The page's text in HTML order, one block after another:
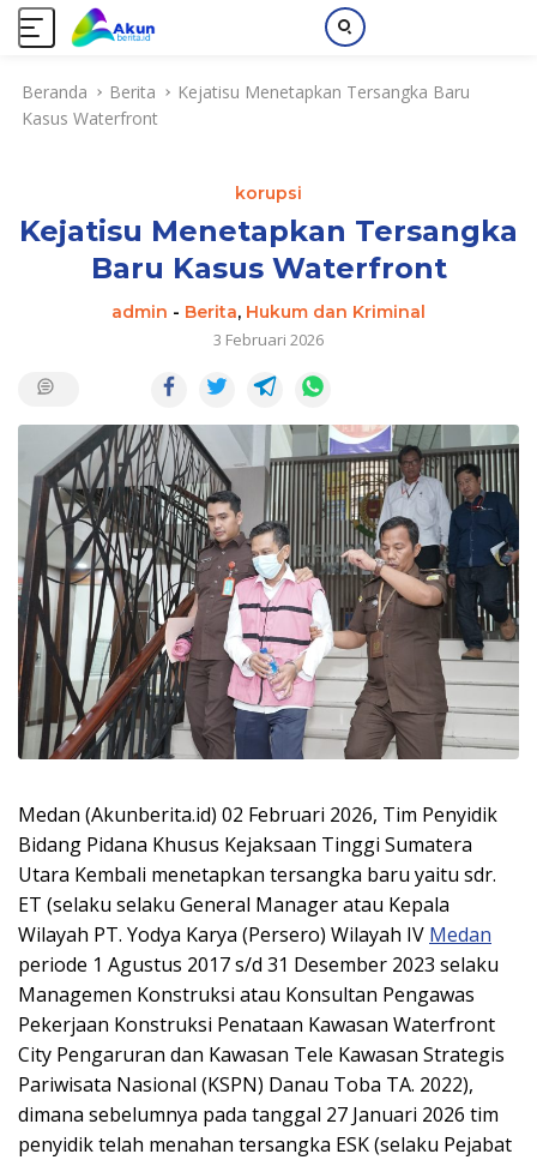
Beranda Berita
Kejatisu Menetapkan Tersangka Baru
Kasus Waterfront
korupsi
Kejatisu Menetapkan Tersangka
Baru Kasus Waterfront
admin - Berita, Hukum dan Kriminal
3 Februari 2026
‎Medan (Akunberita.id) 02 Februari 2026, Tim Penyidik
Bidang Pidana Khusus Kejaksaan Tinggi Sumatera
Utara Kembali menetapkan tersangka baru yaitu sdr.
ET (selaku selaku General Manager atau Kepala
Wilayah PT. Yodya Karya (Persero) Wilayah IV Medan
periode 1 Agustus 2017 s/d 31 Desember 2023 selaku
Managemen Konstruksi atau Konsultan Pengawas
Pekerjaan Konstruksi Penataan Kawasan Waterfront
City Pengaruran dan Kawasan Tele Kawasan Strategis
Pariwisata Nasional (KSPN) Danau Toba TA. 2022),
dimana sebelumnya pada tanggal 27 Januari 2026 tim
penyidik telah menahan tersangka ESK (selaku Pejabat